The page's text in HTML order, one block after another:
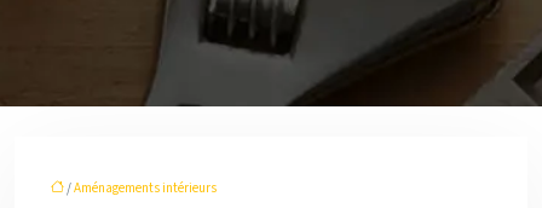
/Aménagements intérieurs